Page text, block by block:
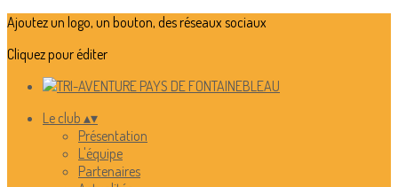
Ajoutez un logo, un bouton, des réseaux sociaux
Cliquez pour éditer
Le club ▴▾
Présentation
L'équipe
Partenaires